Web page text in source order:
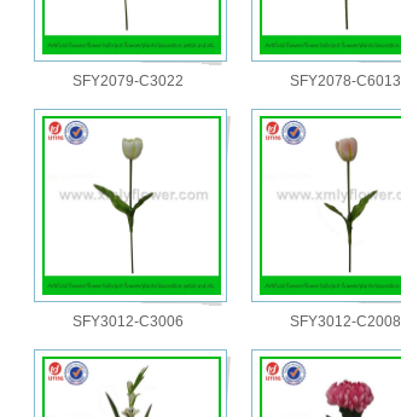
SFY2079-C3022 SFY2078-C6013
SFY3012-C3006 SFY3012-C2008